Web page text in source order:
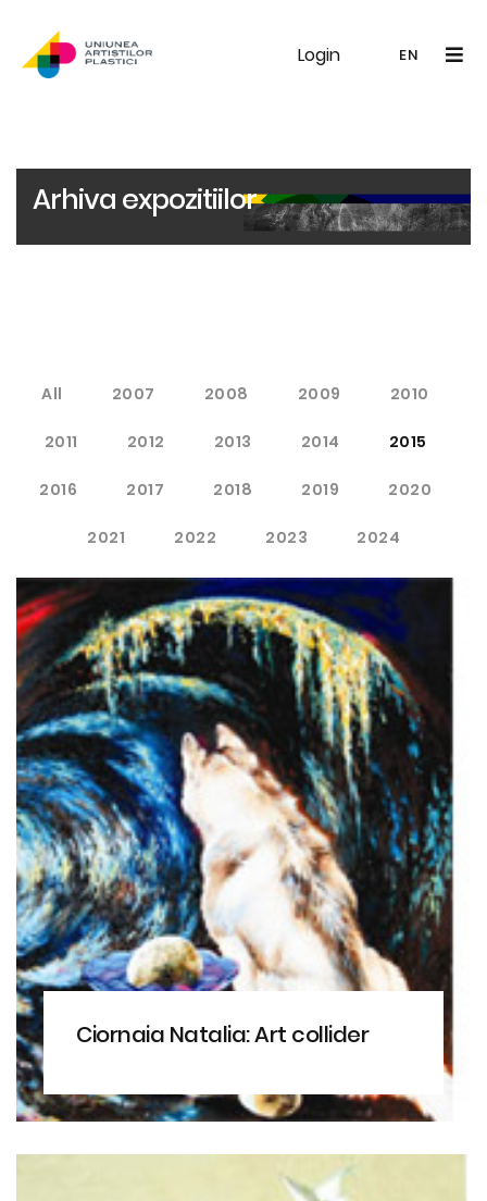
Login EN
UAP Galerie Noutăți
Arhiva expozitiilor
All 2007 2008 2009 2010
2011 2012 2013 2014 2015
2016 2017 2018 2019 2020
2021 2022 2023 2024
Ciornaia Natalia: Art collider